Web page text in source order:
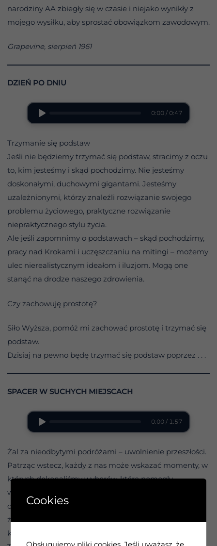
narodziny AA zbiegły się w czasie i niejako wynikły z
mojego wysiłku, aby sprostać obowiązkom zawodowym.
Grapevine, sierpień 1961
DZIEŃ PO DNIU
0:00 / 0:47
Trzymanie się podstaw
Jeśli nie będziemy trzymać się podstaw, stracimy z oczu
to, kim jesteśmy i skąd pochodzimy. Nie jesteśmy
doskonałymi, duchowymi gigantami. Jesteśmy
uzależnionymi, którzy znaleźli rozwiązanie swojego
problemu życiowego, praktyczne rozwiązanie
niepraktycznego stylu życia.
Ale jeśli zapomnimy o podstawach – skąd pochodzimy,
pracy nad Krokami i uczęszczaniu na mitingi – możemy
ulec nierealistycznym ideałom i iluzjom. Mogą one
stanąć na drodze naszego zdrowienia.
Czy zachowuję prostotę?
Siło Wyższa, pomóż mi zachować prostotę i trzymać się
podstaw.
Dzisiaj na pewno będę trzymać się podstaw poprzez . . .
SPACER W SUCHYCH MIEJSCACH
0:00 / 1:57
Żal za nieodbytymi podróżami – uwolnienie przeszłości.
Patrząc wstecz, każdy z nas może wskazać momenty, w
których dokonaliśmy wyborów, które pomogły
wyznaczyć kierunek naszego życia. Łatwo jest tracić
czas i energię na zastanawianie się, jak wyglądałoby
życie, gdybyśmy dokonali innych wyborów w tych
krytycznych momentach.
Cookies